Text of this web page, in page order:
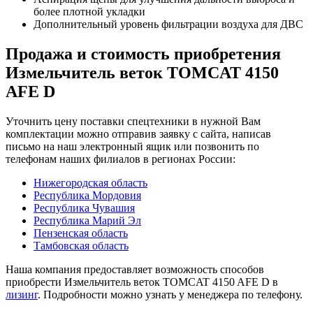
более плотной укладки
Дополнительный уровень фильтрации воздуха для ДВС
Продажа и cтоимость приобретения
Измельчитель веток TOMCAT 4150
AFE D
Уточнить цену поставки спецтехники в нужной Вам
комплектации можно отправив заявку с сайта, написав
письмо на наш электронный ящик или позвонить по
телефонам наших филиалов в регионах России:
Нижегородская область
Республика Мордовия
Республика Чувашия
Республика Марий Эл
Пензенская область
Тамбовская область
Наша компания предоставляет возможность способов
приобрести Измельчитель веток TOMCAT 4150 AFE D в
лизинг. Подробности можно узнать у менеджера по телефону.